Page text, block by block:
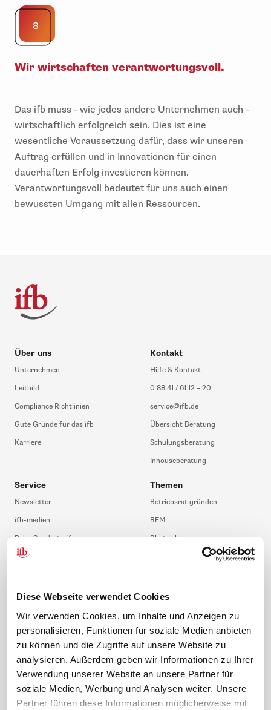
Diese Webseite verwendet Cookies
Wir verwenden Cookies, um Inhalte und Anzeigen zu
personalisieren, Funktionen für soziale Medien anbieten
zu können und die Zugriffe auf unsere Website zu
analysieren. Außerdem geben wir Informationen zu Ihrer
Verwendung unserer Website an unsere Partner für
soziale Medien, Werbung und Analysen weiter. Unsere
Partner führen diese Informationen möglicherweise mit
8
Wir wirtschaften verantwortungsvoll.
Das ifb muss - wie jedes andere Unternehmen auch -
wirtschaftlich erfolgreich sein. Dies ist eine
wesentliche Voraussetzung dafür, dass wir unseren
Auftrag erfüllen und in Innovationen für einen
dauerhaften Erfolg investieren können.
Verantwortungsvoll bedeutet für uns auch einen
bewussten Umgang mit allen Ressourcen.
Über uns
Unternehmen
Leitbild
Compliance Richtlinien
Gute Gründe für das ifb
Karriere
Kontakt
Hilfe & Kontakt
0 88 41 / 61 12 – 20
service@ifb.de
Übersicht Beratung
Schulungsberatung
Inhouseberatung
Service
Newsletter
ifb-medien
Bahn Sondertarif
meinifb
FAQ
ifb-App Betriebsrat360
Themen
Betriebsrat gründen
BEM
Rhetorik
JAV-Wahl
News. Wissen. Themen.
Lexikon
Rechtsprechung
Gesetze
Folgen Sie uns
Sicherheit durch geprüfte
Qualität!